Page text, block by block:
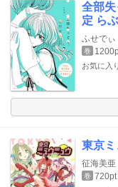
全部
定 ら
ふせでぃ
巻
お気に入
東京
征海美亜
巻 720pt